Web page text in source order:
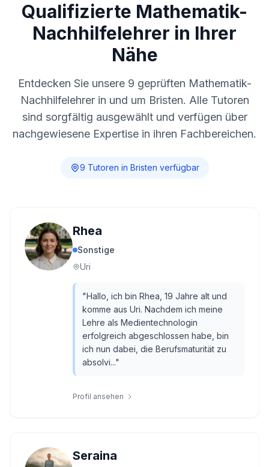
Qualifizierte Mathematik-
Nachhilfelehrer in Ihrer
Nähe
Entdecken Sie unsere 9 geprüften Mathematik-
Nachhilfelehrer in und um Bristen. Alle Tutoren
sind sorgfältig ausgewählt und verfügen über
nachgewiesene Expertise in ihren Fachbereichen.
9 Tutoren in Bristen verfügbar
Rhea
Sonstige
Uri
"Hallo, ich bin Rhea, 19 Jahre alt und
komme aus Uri. Nachdem ich meine
Lehre als Medientechnologin
erfolgreich abgeschlossen habe, bin
ich nun dabei, die Berufsmaturität zu
absolvi..."
Profil ansehen
Seraina